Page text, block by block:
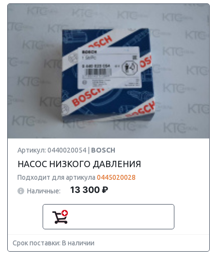
Артикул: 0440020054 | BOSCH
НАСОС НИЗКОГО ДАВЛЕНИЯ
Подходит для артикула 0445020028
Наличные:
13 300 ₽
Срок поставки: В наличии